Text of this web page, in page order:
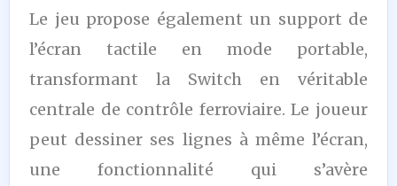
Le jeu propose également un support de
l’écran tactile en mode portable,
transformant la Switch en véritable
centrale de contrôle ferroviaire. Le joueur
peut dessiner ses lignes à même l’écran,
une fonctionnalité qui s’avère